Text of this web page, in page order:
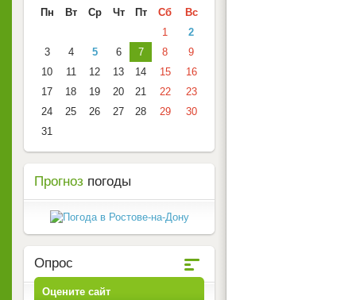
Пн
Вт Ср Чт Пт Сб
Вс
1
2
3
4 5 6 7 8
9
10
11 12 13 14 15
16
17
18 19 20 21 22
23
24
25 26 27 28 29
30
31
Прогноз погоды
Опрос
Оцените сайт